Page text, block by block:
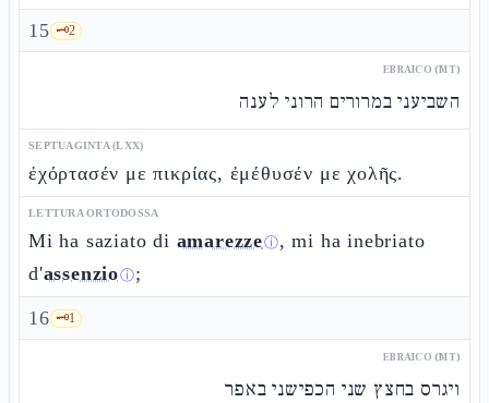
15 🗝️2
EBRAICO (MT)
השביעני במרורים הרוני לענה
SEPTUAGINTA (LXX)
ἐχόρτασέν με πικρίας, ἐμέθυσέν με χολῆς.
LETTURA ORTODOSSA
Mi ha saziato di amarezzeⓘ, mi ha inebriato
d'assenzioⓘ;
16 🗝️1
EBRAICO (MT)
ויגרס בחצץ שני הכפישני באפר